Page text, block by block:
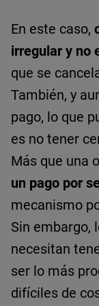
En este caso,
irregular y no
que se
También, y
pago, lo que
es no tener
Más que una
un pago por
mecanismo
Sin embargo,
necesitan
ser lo más
difíciles de